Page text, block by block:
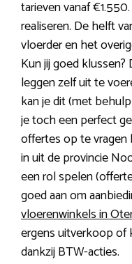
tarieven vanaf
realiseren. De helft
vloerder en het
Kun jij goed
leggen zelf uit te
kan je dit (met
je toch een perfect
offertes op te
in uit de provincie
een rol spelen
goed aan om
vloerenwinkels in
ergens uitverkoop of
dankzij BTW-acties.